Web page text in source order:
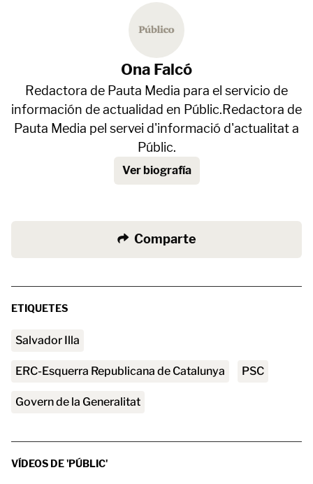
Ona Falcó
Redactora de Pauta Media para el servicio de
información de actualidad en Públic.Redactora de
Pauta Media pel servei d'informació d'actualitat a
Públic.
Ver biografía
Comparte
ETIQUETES
Salvador Illa
ERC-Esquerra Republicana de Catalunya PSC
Govern de la Generalitat
VÍDEOS DE 'PÚBLIC'